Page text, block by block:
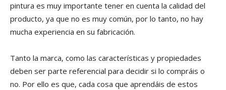
pintura es muy importante tener en cuenta la calidad del
producto, ya que no es muy común, por lo tanto, no hay
mucha experiencia en su fabricación.
Tanto la marca, como las características y propiedades
deben ser parte referencial para decidir si lo compráis o
no. Por ello es que, cada cosa que aprendáis de estos